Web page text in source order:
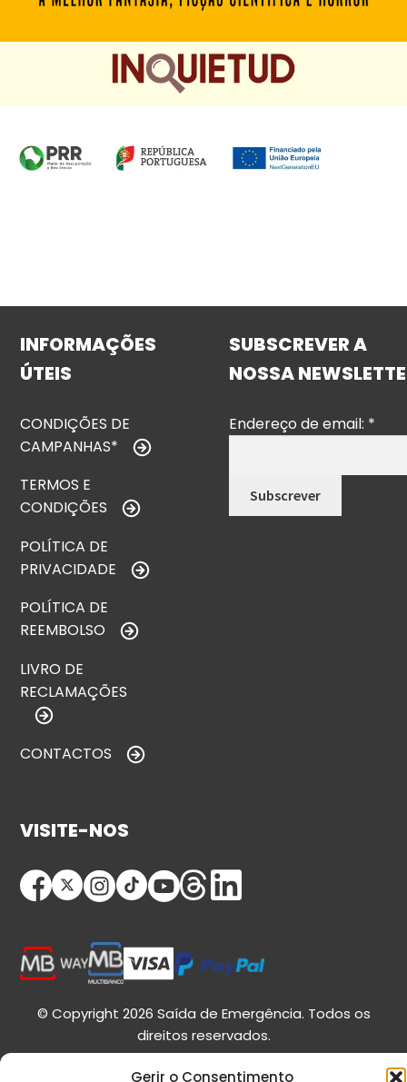
Gerir o Consentimento
INFORMAÇÕES
ÚTEIS
CONDIÇÕES DE
CAMPANHAS*
TERMOS E
CONDIÇÕES
POLÍTICA DE
PRIVACIDADE
POLÍTICA DE
REEMBOLSO
LIVRO DE
RECLAMAÇÕES
CONTACTOS
SUBSCREVER A
NOSSA
Endereço de email: *
VISITE-NOS
© Copyright 2026 Saída de Emergência. Todos os
direitos reservados.